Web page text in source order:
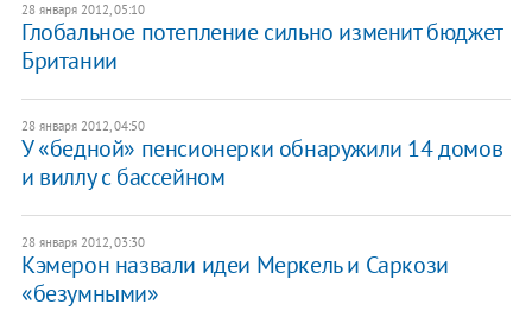
28 января 2012, 05:10
Глобальное потепление сильно изменит бюджет
Британии
28 января 2012, 04:50
У «бедной» пенсионерки обнаружили 14 домов
и виллу с бассейном
28 января 2012, 03:30
Кэмерон назвали идеи Меркель и Саркози
«безумными»